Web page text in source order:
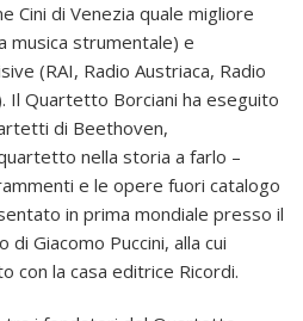
Cini di Venezia quale migliore
musica strumentale) e
(RAI, Radio Austriaca, Radio
Il Quartetto Borciani ha eseguito
di Beethoven,
nella storia a farlo –
e le opere fuori catalogo
in prima mondiale presso il
Giacomo Puccini, alla cui
con la casa editrice Ricordi.